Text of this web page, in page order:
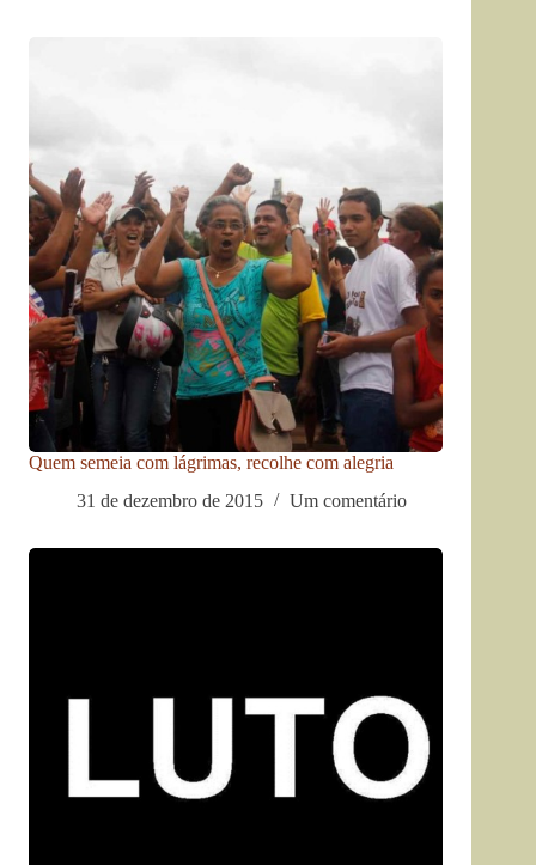
Quem semeia com lágrimas, recolhe com alegria
31 de dezembro de 2015
Um comentário